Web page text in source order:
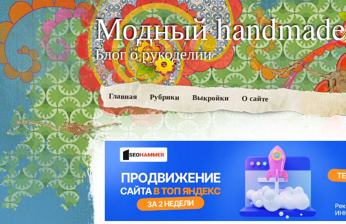
Модный handmade
Блог о рукоделии
Главная Рубрики Выкройки О сайте